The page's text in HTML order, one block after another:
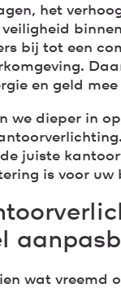
het
bij tot een
en geld
we dieper in
juiste
is voor uw
wat vreemd